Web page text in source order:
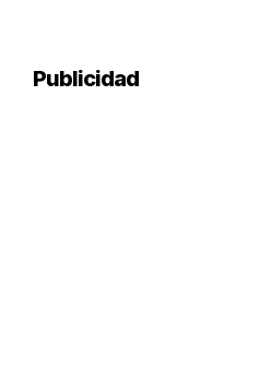
Publicidad